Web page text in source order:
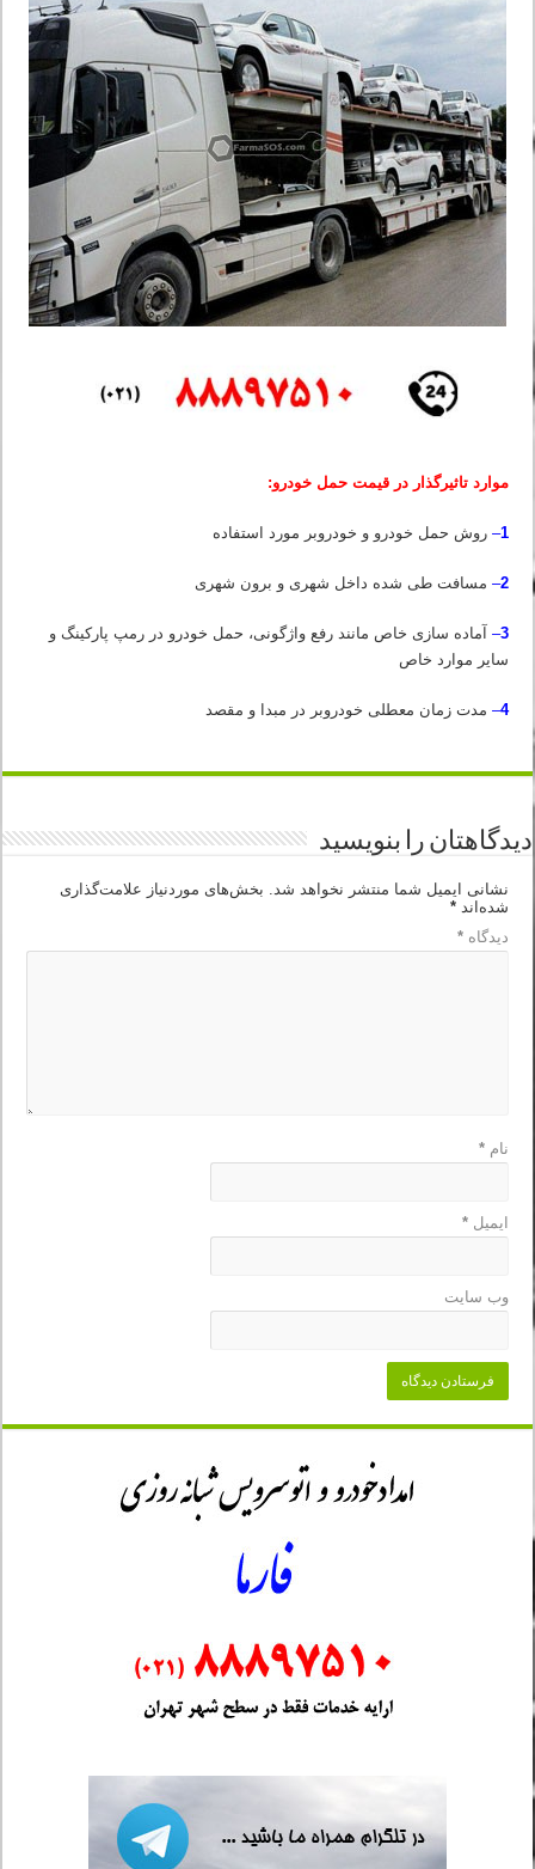
موارد تاثیرگذار در قیمت حمل خودرو:
1
– روش حمل خودرو و خودروبر مورد استفاده
2
– مسافت طی شده داخل شهری و برون شهری
3
– آماده سازی خاص مانند رفع واژگونی، حمل خودرو در رمپ پارکینگ و
سایر موارد خاص
4
– مدت زمان معطلی خودروبر در مبدا و مقصد
دیدگاهتان را بنویسید
نشانی ایمیل شما منتشر نخواهد شد. بخش‌های موردنیاز علامت‌گذاری
شده‌اند*
دیدگاه*
نام*
ایمیل*
وب‌ سایت